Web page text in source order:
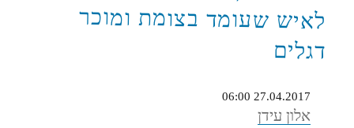
לאיש שעומד בצומת ומוכר
דגלים
27.04.2017 06:00
אלון עידן